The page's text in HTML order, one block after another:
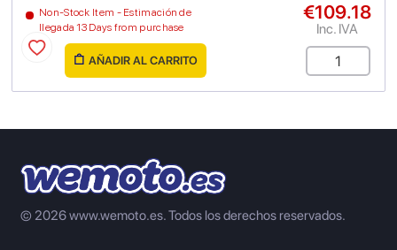
Non-Stock Item - Estimación de
llegada 13 Days from purchase
€109.18
Inc. IVA
AÑADIR AL CARRITO
© 2026 www.wemoto.es.Todos los derechos reservados.